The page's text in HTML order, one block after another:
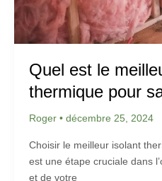
Quel est le
thermique pour
Roger • décembre 25, 2024
Choisir le meilleur isolant
est une étape cruciale dans
et de votre